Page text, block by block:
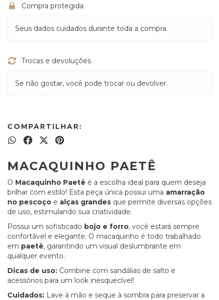
Compra protegida
Seus dados cuidados durante toda a compra.
Trocas e devoluções
Se não gostar, você pode trocar ou devolver.
COMPARTILHAR:
MACAQUINHO PAETÊ
O Macaquinho Paetê é a escolha ideal para quem deseja
brilhar com estilo! Esta peça única possui uma amarração
no pescoço e alças grandes que permite diversas opções
de uso, estimulando sua criatividade.
Possui um sofisticado bojo e forro, você estará sempre
confortável e elegante. O macaquinho é todo trabalhado
em paetê, garantindo um visual deslumbrante em
qualquer evento.
Dicas de uso: Combine com sandálias de salto e
acessórios para um look inesquecível!
Cuidados: Lave à mão e seque à sombra para preservar a